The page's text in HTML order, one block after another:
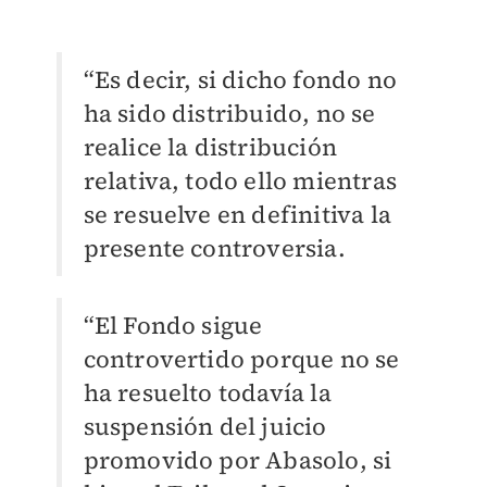
“Es decir, si dicho fondo no
ha sido distribuido, no se
realice la distribución
relativa, todo ello mientras
se resuelve en definitiva la
presente controversia.
“El Fondo sigue
controvertido porque no se
ha resuelto todavía la
suspensión del juicio
promovido por Abasolo, si